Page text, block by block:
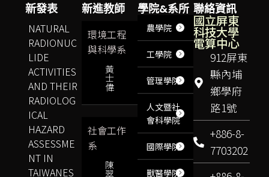
聯絡資訊
國立屏東
科技大學
電算中心
912屏東
縣內埔
鄉學府
路1號
+886-8-
7703202
學院&系所
農學院
工學院
管理學院
人文暨社
會科學院
國際學院
獸醫學院
新進教師
環境工程
與科學系
黃
士
偉
社會工作
系
陳
翠
新發表
NATURAL
RADIONUC
LIDE
ACTIVITIES
AND THEIR
RADIOLOG
ICAL
HAZARD
ASSESSME
NT IN
TAIWANES